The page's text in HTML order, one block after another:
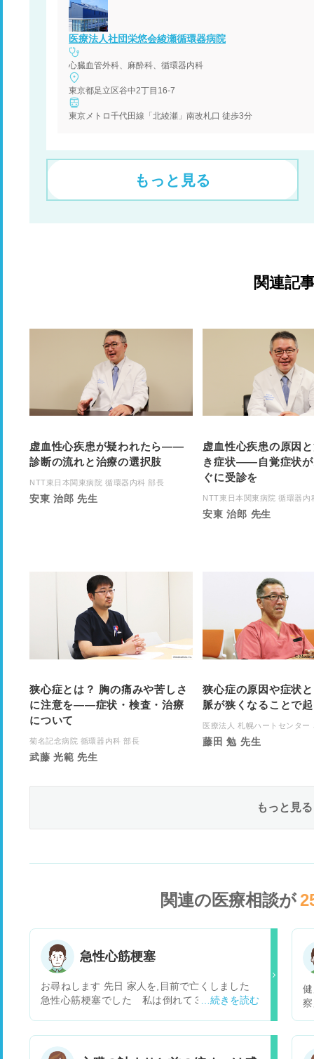
医療法人社団栄悠会綾瀬循環器病院
心臓血管外科、麻酔科、循環器内科
東京都足立区谷中2丁目16-7
東京メトロ千代田線「北綾瀬」南改札口 徒歩3分
もっと見る
関連記
虚血性心疾患が疑われたら――
診断の流れと治療の選択肢
NTT東日本関東病院 循環器内科 部長
安東 治郎 先生
虚血性心疾患の原因
き症状――自覚症状が
ぐに受診を
NTT東日本関東病院 循環器内
安東 治郎 先生
狭心症とは？ 胸の痛みや苦しさ
に注意を――症状・検査・治療
について
菊名記念病院 循環器内科 部長
武藤 光範 先生
狭心症の原因や症状
脈が狭くなることで
医療法人 札幌ハートセンター
藤田 勉 先生
もっと見る
関連の医療相談が
急性心筋梗塞
お尋ねします 先日 家人を,目前で亡くしました
急性心筋梗塞でした 私は倒れて３~４秒位で現
お腹を膨らまかし、そのうち左腕で起きようとす